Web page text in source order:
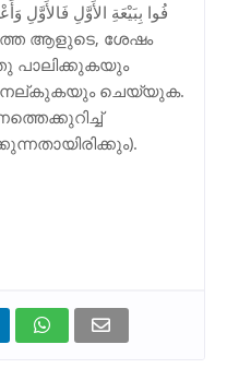
فُوا بِبَيْعَةِ الأَوَّلِ فَالأَوَّلِ
നല്കുകയും ചെയ്യുക.